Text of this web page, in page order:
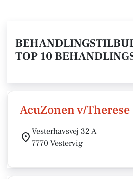
TOP 10
AcuZonen v/
Vesterhavsvej 32 A
7770 Vestervig